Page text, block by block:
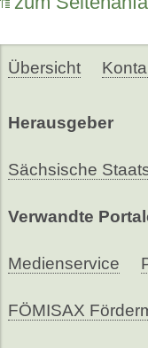
Übersicht
Herausgeber
Sächsische
Verwandte
Medienservice
FÖMISAX